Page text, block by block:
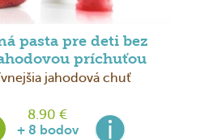
pasta pre deti bez
príchuťou
jahodová chuť
8.90 €
+ 8 bodov